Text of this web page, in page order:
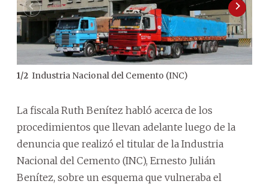
1/2 Industria Nacional del Cemento (INC)
La fiscala Ruth Benítez habló acerca de los
procedimientos que llevan adelante luego de la
denuncia que realizó el titular de la Industria
Nacional del Cemento (INC), Ernesto Julián
Benítez, sobre un esquema que vulneraba el